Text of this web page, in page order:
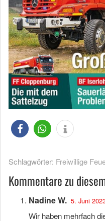
Schlagwörter: Freiwillige
Kommentare zu
Nadine W. 5. Juni
Wir haben mehrfach